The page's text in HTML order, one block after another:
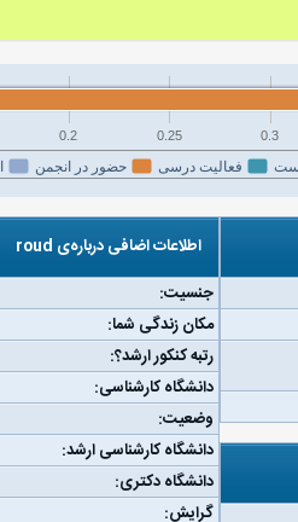
فعالیت درسی حضور در انجمن
0.2 0.25 0.3
اطلاعات اضافی درباره‌ی roud
جنسیت:
مکان زندگی شما:
رتبه کنکور ارشد؟:
دانشگاه کارشناسی:
وضعیت:
دانشگاه کارشناسی ارشد:
دانشگاه دکتری:
گرایش: